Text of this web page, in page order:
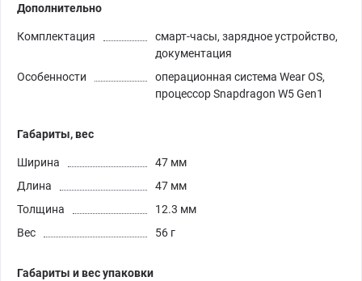
Дополнительно
Комплектация
смарт-часы, зарядное устройство,
документация
Особенности
операционная система Wear OS,
процессор Snapdragon W5 Gen1
Габариты, вес
Ширина
47 мм
Длина
47 мм
Толщина
12.3 мм
Вес
56 г
Габариты и вес упаковки